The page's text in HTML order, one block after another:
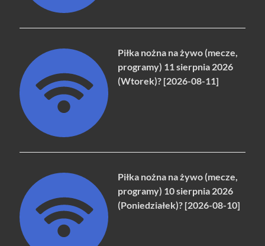
Piłka nożna na żywo (mecze,
programy) 11 sierpnia 2026
(Wtorek)? [2026-08-11]
Piłka nożna na żywo (mecze,
programy) 10 sierpnia 2026
(Poniedziałek)? [2026-08-10]